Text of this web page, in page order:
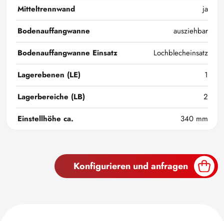
Mitteltrennwand
ja
Bodenauffangwanne
ausziehbar
Bodenauffangwanne Einsatz
Lochblecheinsatz
Lagerebenen (LE)
1
Lagerbereiche (LB)
2
Einstellhöhe ca.
340 mm
Konfigurieren und anfragen